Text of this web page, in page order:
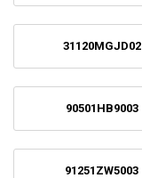
31120MGJD02
90501HB9003
91251ZW5003